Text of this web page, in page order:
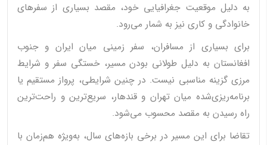
به دلیل موقعیت جغرافیایی خود، مقصد بسیاری از سفرهای
خانوادگی و کاری نیز به شمار می‌رود.
برای بسیاری از مسافران، سفر زمینی میان ایران و جنوب
افغانستان به دلیل طولانی بودن مسیر، خستگی سفر و شرایط
مرزی گزینه مناسبی نیست. در چنین شرایطی، پرواز مستقیم یا
برنامه‌ریزی‌شده میان تهران و قندهار، سریع‌ترین و راحت‌ترین
راه رسیدن به مقصد محسوب می‌شود.
تقاضا برای این مسیر در برخی بازه‌های سال، به‌ویژه هم‌زمان با